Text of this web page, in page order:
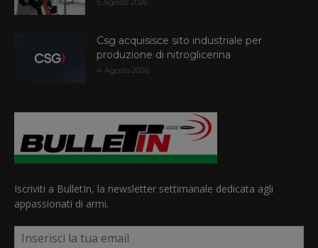
5 Agosto 2026
Csg acquisisce sito industriale per
produzione di nitroglicerina
4 Agosto 2026
Iscriviti a BulletIn, la newsletter settimanale dedicata agli
appassionati di armi.